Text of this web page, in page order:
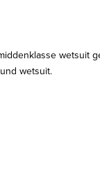
wetsuit
wetsuit.